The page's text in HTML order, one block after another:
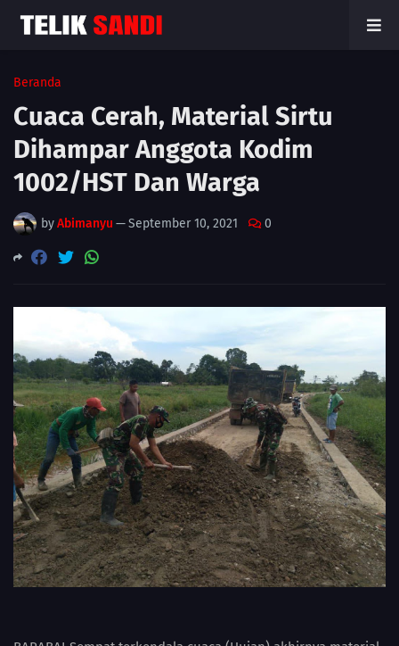
Beranda
Cuaca Cerah, Material Sirtu
Dihampar Anggota Kodim
1002/HST Dan Warga
byAbimanyu —September 10, 2021 0